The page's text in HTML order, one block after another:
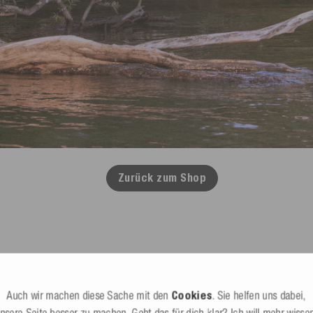
Zurück zum Shop
Seilbahnen, Händler & Kommerzielles
Auch wir machen diese Sache mit den Cookies. Sie helfen uns dabei,